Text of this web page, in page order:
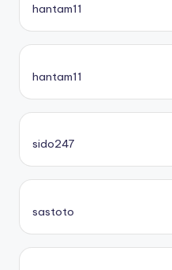
hantam11
hantam11
sido247
sastoto